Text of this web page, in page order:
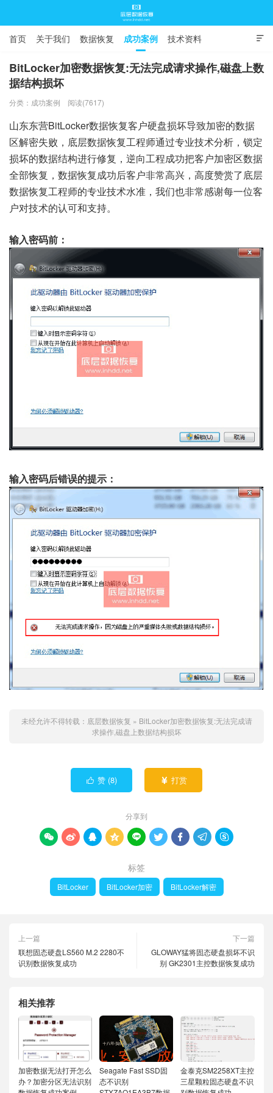

首页 关于我们 数据恢复 成功案例 技术资料
常见问题
BitLocker加密数据恢复:无法完成请求操作,磁盘上数
据结构损坏
分类： 成功案例 阅读(7617)
山东东营BitLocker数据恢复客户硬盘损坏导致加密的数据
区解密失败，底层数据恢复工程师通过专业技术分析，锁定
损坏的数据结构进行修复，逆向工程成功把客户加密区数据
全部恢复，数据恢复成功后客户非常高兴，高度赞赏了底层
数据恢复工程师的专业技术水准，我们也非常感谢每一位客
户对技术的认可和支持。
输入密码前：
输入密码后错误的提示：
未经允许不得转载： 底层数据恢复 » BitLocker加密数据恢复:无法完成请
求操作,磁盘上数据结构损坏
 赞 (8)  打赏
分享到
        
标签
BitLocker BitLocker加密 BitLocker解密
上一篇
联想固态硬盘LS560 M.2 2280不
识别数据恢复成功
下一篇
GLOWAY猛将固态硬盘损坏不识
别 GK2301主控数据恢复成功
相关推荐
加密数据无法打开怎么
办？加密分区无法识别
Seagate Fast SSD固
态不识别
金泰克SM2258XT主控
三星颗粒固态硬盘不识